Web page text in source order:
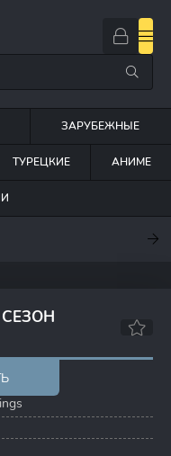
ЗАРУБЕЖНЫЕ
ТУРЕЦКИЕ АНИМЕ